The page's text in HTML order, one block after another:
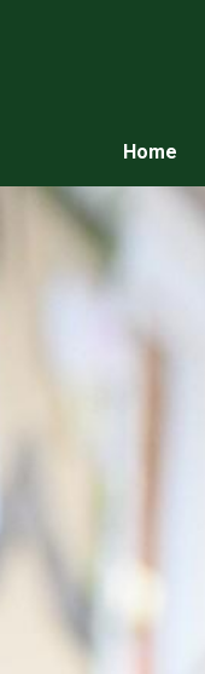
Home